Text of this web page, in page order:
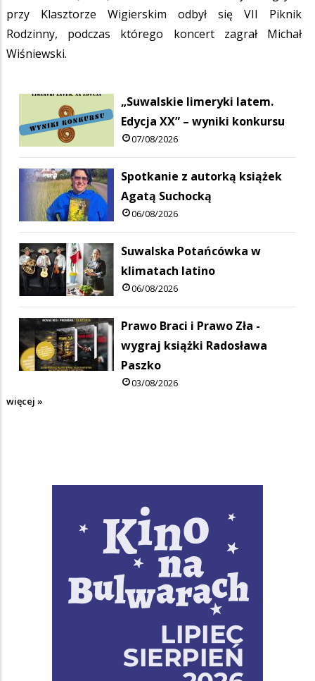
przy Klasztorze Wigierskim odbył się VII Piknik
Rodzinny, podczas którego koncert zagrał Michał
Wiśniewski.
„Suwalskie limeryki latem.
Edycja XX” – wyniki konkursu
07/08/2026
Spotkanie z autorką książek
Agatą Suchocką
06/08/2026
Suwalska Potańcówka w
klimatach latino
06/08/2026
Prawo Braci i Prawo Zła -
wygraj książki Radosława
Paszko
03/08/2026
więcej »